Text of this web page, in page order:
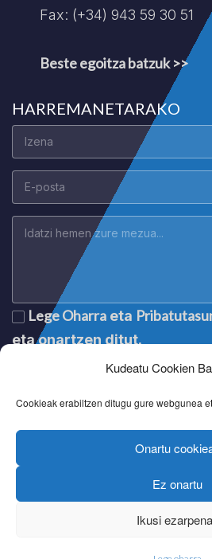
Kudeatu Cookien
Cookieak erabiltzen ditugu gure webgunea
Onartu
Ez onartu
Ikusi
Fax: (+34) 943 59 30 51
Beste egoitza batzuk >>
HARREMANETARAKO
Lege Oharra eta
eta onartzen ditut.
confidentialité|
Política de cookies